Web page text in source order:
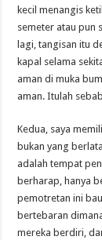
kecil menangis
semeter atau pun
lagi, tangisan itu
kapal selama
aman di muka
aman. Itulah
Kedua, saya
bukan yang
adalah tempat
berharap, hanya
pemotretan ini
bertebaran
mereka berdiri,